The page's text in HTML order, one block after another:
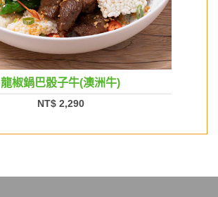
龍椒鍋巴骰子牛(澳洲牛)
NT$ 2,290